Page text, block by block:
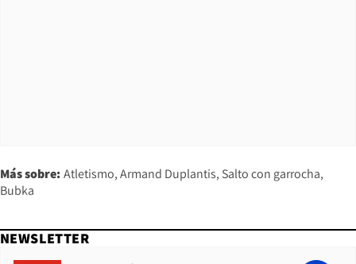
Más sobre: Atletismo Armand Duplantis Salto con garrocha
Bubka
NEWSLETTER